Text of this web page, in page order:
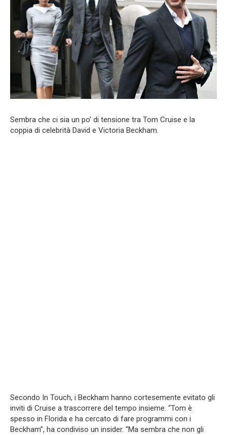
Sembra che ci sia un po’ di tensione tra Tom Cruise e la
coppia di celebrità David e Victoria Beckham.
Secondo In Touch, i Beckham hanno cortesemente evitato gli
inviti di Cruise a trascorrere del tempo insieme. “Tom è
spesso in Florida e ha cercato di fare programmi con i
Beckham”, ha condiviso un insider. “Ma sembra che non gli